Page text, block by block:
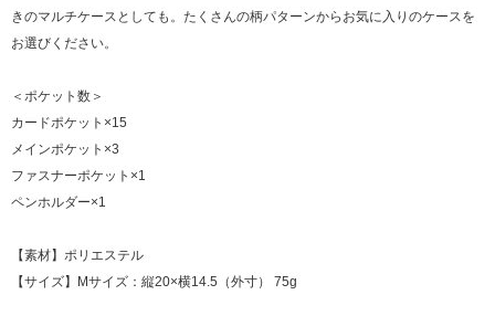
きのマルチケースとしても。たくさんの柄パターンからお気に入りのケースを
お選びください。
＜ポケット数＞
カードポケット×15
メインポケット×3
ファスナーポケット×1
ペンホルダー×1
【素材】ポリエステル
【サイズ】Mサイズ：縦20×横14.5（外寸） 75g